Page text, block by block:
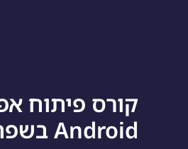
קורס פיתוח
Android בשפת Kotlin